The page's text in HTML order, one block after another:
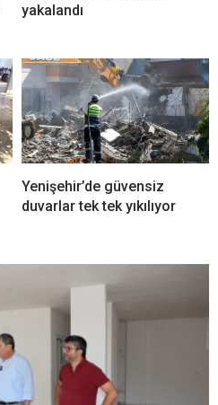
yakalandı
Yenişehir’de güvensiz
duvarlar tek tek yıkılıyor